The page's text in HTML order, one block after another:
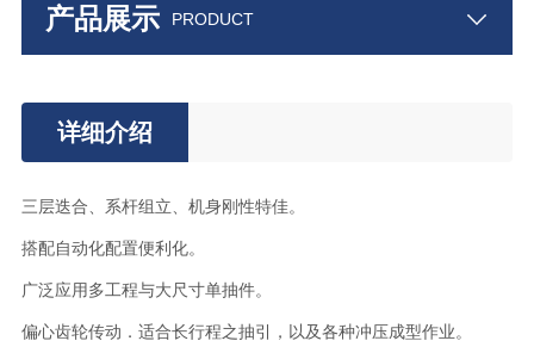
产品展示 PRODUCT
详细介绍
三层迭合、系杆组立、机身刚性特佳。
搭配自动化配置便利化。
广泛应用多工程与大尺寸单抽件。
偏心齿轮传动．适合长行程之抽引，以及各种冲压成型作业。